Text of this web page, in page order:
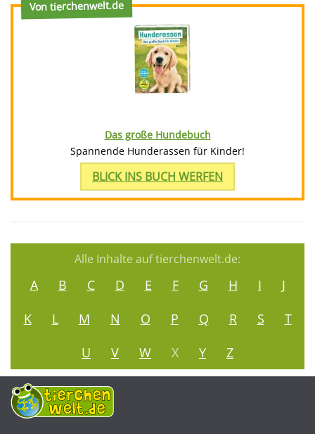
Von tierchenwelt.de
Das große Hundebuch
Spannende Hunderassen für Kinder!
BLICK INS BUCH WERFEN
Alle Inhalte auf tierchenwelt.de:
A B C D E F G H I
J
K
L M N O P Q R S
T
U
V W X Y Z